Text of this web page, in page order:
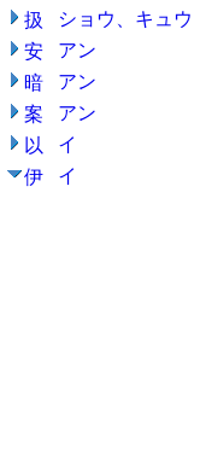
扱
ショウ、キュウ
安
アン
暗
アン
案
アン
以
イ
伊
イ